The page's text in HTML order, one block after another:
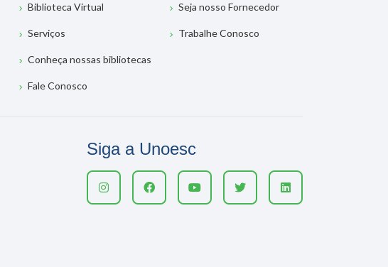
Biblioteca Virtual
Serviços
Conheça nossas bibliotecas
Fale Conosco
Seja nosso Fornecedor
Trabalhe Conosco
Siga a Unoesc